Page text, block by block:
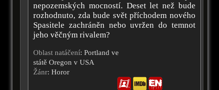
nepozemských mocností. Deset let než bude
rozhodnuto, zda bude svět příchodem nového
Spasitele zachráněn nebo uvržen do temnot
jeho věčným rivalem?
Oblast natáčení: Portland ve
státě Oregon v USA
Žánr: Horor